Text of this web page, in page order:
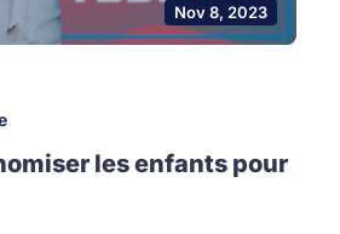
Nov 8, 2023
les enfants pour